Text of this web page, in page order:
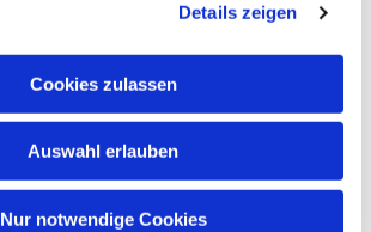
Details zeigen
Cookies zulassen
Auswahl erlauben
Nur notwendige Cookies